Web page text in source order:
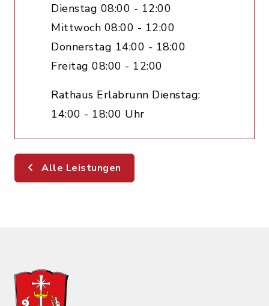
Dienstag 08:00 - 12:00
Mittwoch 08:00 - 12:00
Donnerstag 14:00 - 18:00
Freitag 08:00 - 12:00
Rathaus Erlabrunn Dienstag:
14:00 - 18:00 Uhr
Alle Leistungen